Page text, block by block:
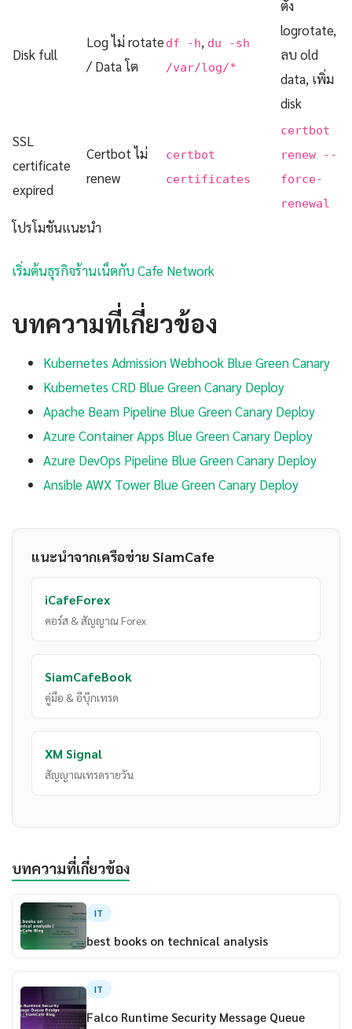
Disk full
Log ไม่ rotate
/ Data โต
df -h, du -sh
/var/log/*
ตั้ง
logrotate,
ลบ old
data, เพิ่ม
disk
SSL
certificate
expired
Certbot ไม่
renew
certbot
certificates
certbot
renew --
force-
renewal
โปรโมชันแนะนำ
เริ่มต้นธุรกิจร้านเน็ตกับ Cafe Network
บทความที่เกี่ยวข้อง
Kubernetes Admission Webhook Blue Green Canary
Kubernetes CRD Blue Green Canary Deploy
Apache Beam Pipeline Blue Green Canary Deploy
Azure Container Apps Blue Green Canary Deploy
Azure DevOps Pipeline Blue Green Canary Deploy
Ansible AWX Tower Blue Green Canary Deploy
แนะนำจากเครือข่าย SiamCafe
iCafeForex
คอร์ส & สัญญาณ Forex
SiamCafeBook
คู่มือ & อีบุ๊กเทรด
XM Signal
สัญญาณเทรดรายวัน
บทความที่เกี่ยวข้อง
IT
best books on technical analysis
IT
Falco Runtime Security Message Queue